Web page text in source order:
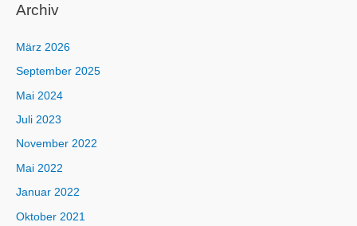
Archiv
März 2026
September 2025
Mai 2024
Juli 2023
November 2022
Mai 2022
Januar 2022
Oktober 2021